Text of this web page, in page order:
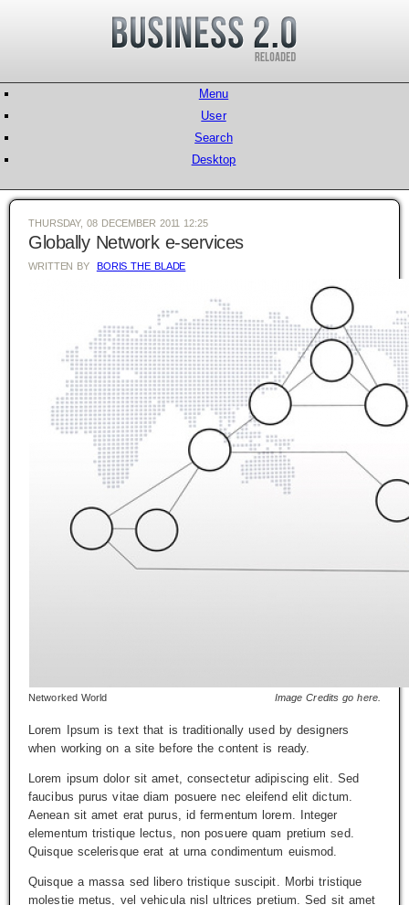
Menu
User
Search
Desktop
THURSDAY, 08 DECEMBER 2011 12:25
Globally Network e-services
WRITTEN BY BORIS THE BLADE
Networked World Image Credits go here.
Lorem Ipsum is text that is traditionally used by designers
when working on a site before the content is ready.
Lorem ipsum dolor sit amet, consectetur adipiscing elit. Sed
faucibus purus vitae diam posuere nec eleifend elit dictum.
Aenean sit amet erat purus, id fermentum lorem. Integer
elementum tristique lectus, non posuere quam pretium sed.
Quisque scelerisque erat at urna condimentum euismod.
Quisque a massa sed libero tristique suscipit. Morbi tristique
molestie metus, vel vehicula nisl ultrices pretium. Sed sit amet